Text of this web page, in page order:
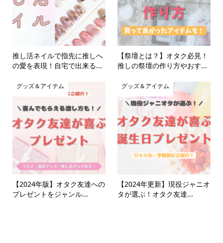
推し活ネイルで指先に推しへ
の愛を表現！自宅で出来る...
【祭壇とは？】オタク必見！
推しの祭壇の作り方やおす...
グッズ＆アイテム
【2024年版】オタク友達への
プレゼントをジャンル...
グッズ＆アイテム
【2024年更新】現役ジャニオ
タが選ぶ！オタク友達...